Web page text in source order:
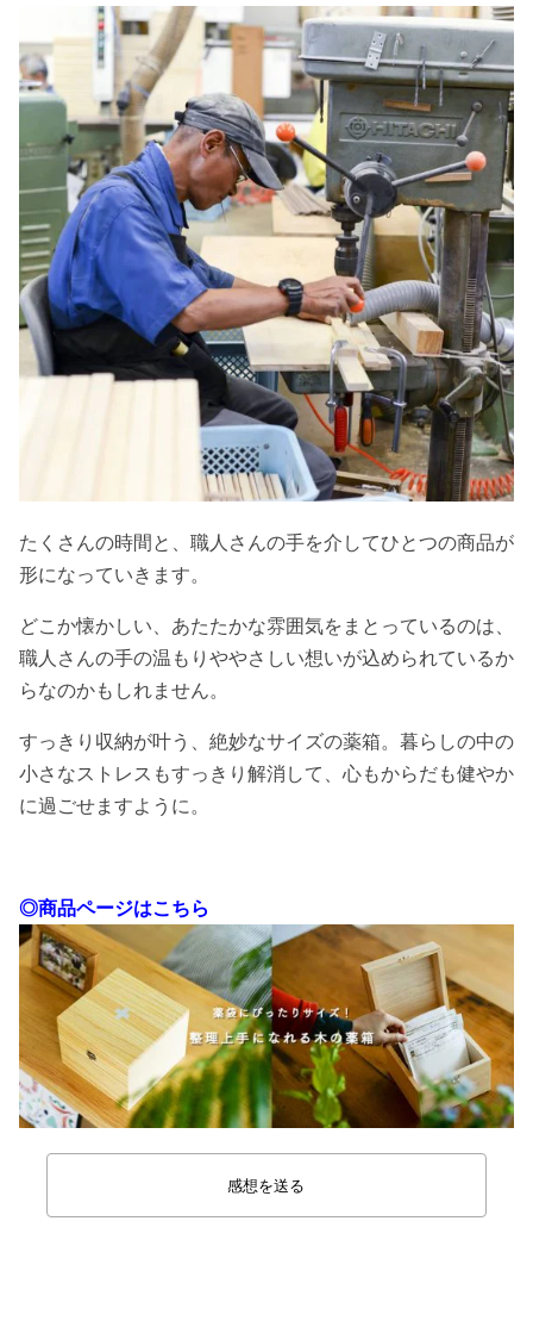
たくさんの時間と、職人さんの手を介してひとつの商品が
形になっていきます。
どこか懐かしい、あたたかな雰囲気をまとっているのは、
職人さんの手の温もりややさしい想いが込められているか
らなのかもしれません。
すっきり収納が叶う、絶妙なサイズの薬箱。暮らしの中の
小さなストレスもすっきり解消して、心もからだも健やか
に過ごせますように。
◎商品ページはこちら
感想を送る